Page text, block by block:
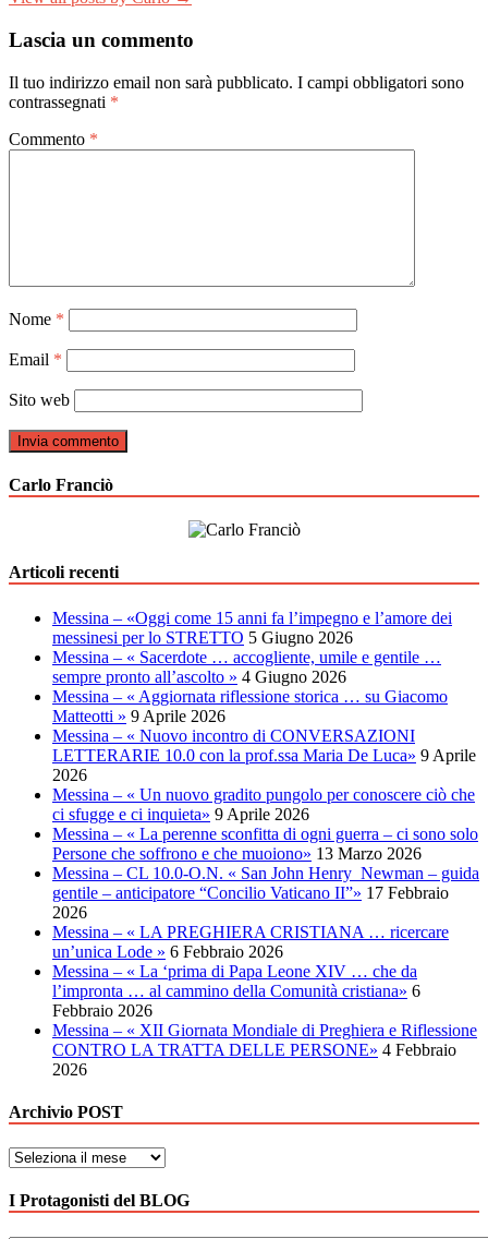
Lascia un commento
Il tuo indirizzo email non sarà pubblicato. I campi obbligatori sono
contrassegnati *
Commento *
Nome *
Email *
Sito web
Carlo Franciò
Articoli recenti
Messina – «Oggi come 15 anni fa l’impegno e l’amore dei
messinesi per lo STRETTO 5 Giugno 2026
Messina – « Sacerdote … accogliente, umile e gentile …
sempre pronto all’ascolto » 4 Giugno 2026
Messina – « Aggiornata riflessione storica … su Giacomo
Matteotti » 9 Aprile 2026
Messina – « Nuovo incontro di CONVERSAZIONI
LETTERARIE 10.0 con la prof.ssa Maria De Luca» 9 Aprile
2026
Messina – « Un nuovo gradito pungolo per conoscere ciò che
ci sfugge e ci inquieta» 9 Aprile 2026
Messina – « La perenne sconfitta di ogni guerra – ci sono solo
Persone che soffrono e che muoiono» 13 Marzo 2026
Messina – CL 10.0-O.N. « San John Henry Newman – guida
gentile – anticipatore “Concilio Vaticano II”» 17 Febbraio
2026
Messina – « LA PREGHIERA CRISTIANA … ricercare
un’unica Lode » 6 Febbraio 2026
Messina – « La ‘prima di Papa Leone XIV … che da
l’impronta … al cammino della Comunità cristiana» 6
Febbraio 2026
Messina – « XII Giornata Mondiale di Preghiera e Riflessione
CONTRO LA TRATTA DELLE PERSONE» 4 Febbraio
2026
Archivio POST
Archivio
I Protagonisti del BLOG